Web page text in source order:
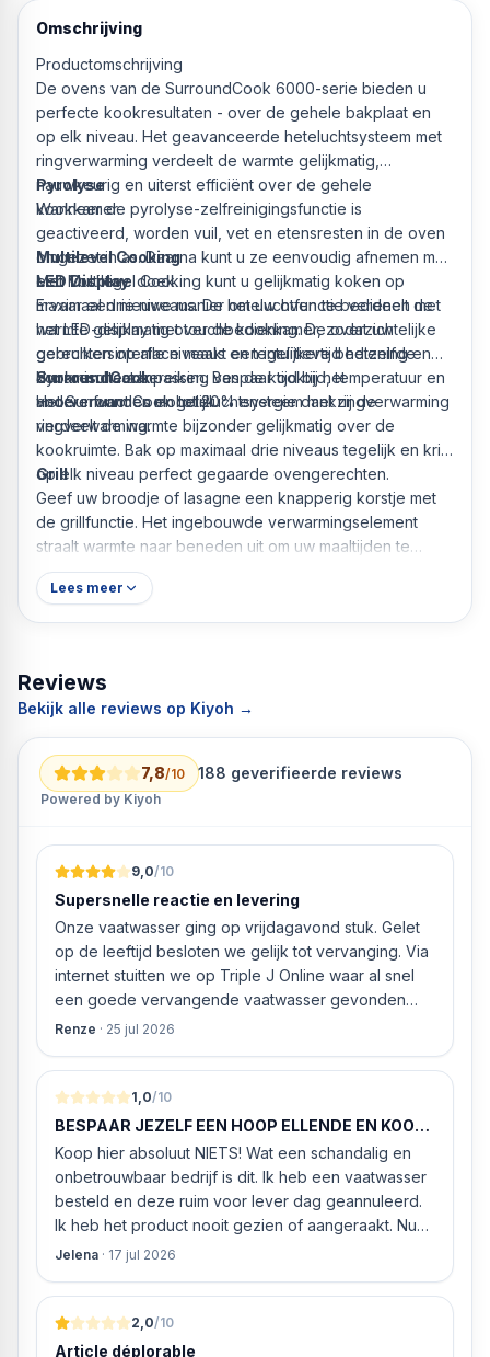
Omschrijving
Productomschrijving
De ovens van de SurroundCook 6000-serie bieden u
perfecte kookresultaten - over de gehele bakplaat en
op elk niveau. Het geavanceerde heteluchtsysteem met
ringverwarming verdeelt de warmte gelijkmatig,
nauwkeurig en uiterst efficiënt over de gehele
kookkamer.
Multilevel Cooking
Met Multilevel Cooking kunt u gelijkmatig koken op
maximaal drie niveaus. De heteluchtfunctie verdeelt de
warmte gelijkmatig over de kookkamer, zodat uw
gerechten op alle niveaus en tegelijkertijd hetzelfde
kookresultaat bereiken. Bespaar tijd bij het
voorverwarmen en tot 20% energie dankzij de
ringverwarming.
Pyrolyse
Wanneer de pyrolyse-zelfreinigingsfunctie is
geactiveerd, worden vuil, vet en etensresten in de oven
omgezet in as. Daarna kunt u ze eenvoudig afnemen met
een vochtige doek.
LED Display
Ervaar een nieuwe manier om uw oven te bedienen met
het LED-display met touchbediening. De overzichtelijke
gebruikersinterface maakt een intuïtieve bediening en
dynamische aanpassing van de kooktijd, temperatuur en
andere functies mogelijk.
SurroundCook
Het SurroundCook heteluchtsysteem met ringverwarming
verdeelt de warmte bijzonder gelijkmatig over de
kookruimte. Bak op maximaal drie niveaus tegelijk en krijg
op elk niveau perfect gegaarde ovengerechten.
Grill
Geef uw broodje of lasagne een knapperig korstje met
de grillfunctie. Het ingebouwde verwarmingselement
straalt warmte naar beneden uit om uw maaltijden te
bruinen of te roosteren.
Merk AEG
Energieverbruik warme lucht of circulatielucht 0,67 kWh
Warmtebron elektrisch
Ovenvolume 65 liter
Energieklasse A+
Kenmerken en functies
Verwarmingstypes
Luchtvochtigheid Convectie
Grillstand
Hetelucht
Heteluchtgrillen
Boven-/onderwarmte
Pizzastand
Diepvriesmaaltijden
Onderwarmte
Knoppen geïntegreerd
Weergave LED-scherm
Type deur glazen deur
Kinderslot
Restwarmte-indicator
Zelfreinigend pyrolyse
Binnenverlichting Halogeenlamp
Meegeleverde accessoires
1 geëmailleerde bakplaat
Afmetingen en gewicht
Hoogte 59 cm
Breedte 59,4 cm
Lees meer
Reviews
Bekijk alle reviews op Kiyoh →
7,8/10 188 geverifieerde reviews
Powered by Kiyoh
9,0/10
Supersnelle reactie en levering
Onze vaatwasser ging op vrijdagavond stuk. Gelet
op de leeftijd besloten we gelijk tot vervanging. Via
internet stuitten we op Triple J Online waar al snel
een goede vervangende vaatwasser gevonden
werd. ‘s Ochtends even gebeld met de
geïnstalleerd kan worden. Dit bleek het geval tegen
alleszins concurrente prijzen. De vriendelijke
medewerker gaf aan dat, als we gelijk via de
website gingen bestellen en betalen, hij z’n best
ging doen om ‘s middags nog te leveren. Het
bleken geen loze woorden: om 16.00 uur werd de
Neff vaatwasser geleverd en ver
Renze · 25 jul 2026
1,0/10
BESPAAR JEZELF EEN HOOP ELLENDE EN KOOP
HIER NIETS!
Koop hier absoluut NIETS! Wat een schandalig en
onbetrouwbaar bedrijf is dit. Ik heb een vaatwasser
besteld en deze ruim voor lever dag geannuleerd.
Ik heb het product nooit gezien of aangeraakt. Nu
weigeren ze gewoon om mijn geld volledig terug te
van MIJN geld inhouden!
Jelena · 17 jul 2026
2,0/10
Article déplorable